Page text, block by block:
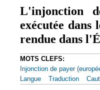
L'injonction
exécutée dans
rendue dans
MOTS CLEFS:
Injonction de payer
Langue
Traduction